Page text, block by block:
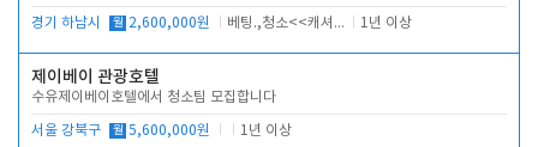
경기 하남시 월 2,600,000원 베팅.,청소<<캐셔 모셔봅니다. 1년 이상
제이베이 관광호텔
수유제이베이호텔에서 청소팀 모집합니다
서울 강북구 월 5,600,000원 1년 이상